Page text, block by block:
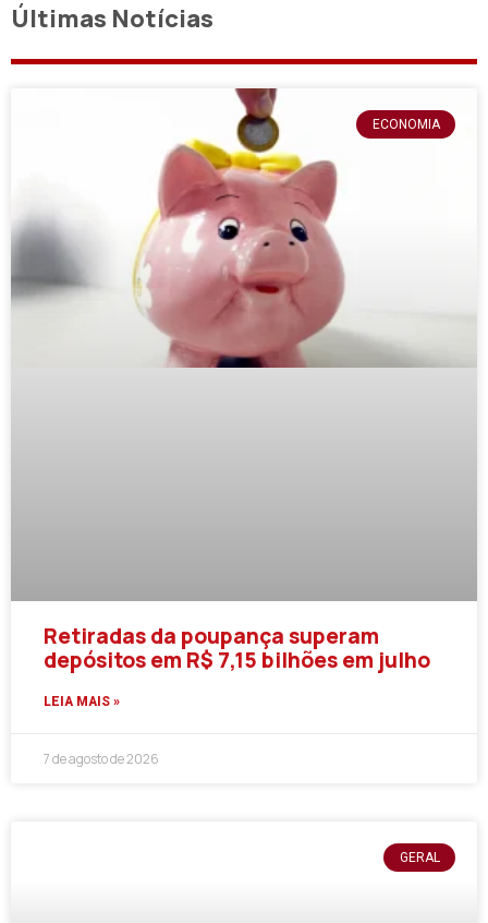
Últimas Notícias
ECONOMIA
Retiradas da poupança superam
depósitos em R$ 7,15 bilhões em julho
LEIA MAIS »
7 de agosto de 2026
GERAL